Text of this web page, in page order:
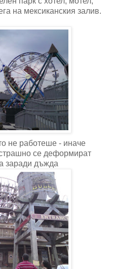
на мексиканския залив.
не работеше - иначе
се деформират
заради дъжда